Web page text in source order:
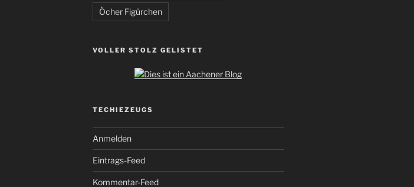
Öcher Figürchen
VOLLER STOLZ GELISTET
TECHIEZEUGS
Anmelden
Eintrags-Feed
Kommentar-Feed